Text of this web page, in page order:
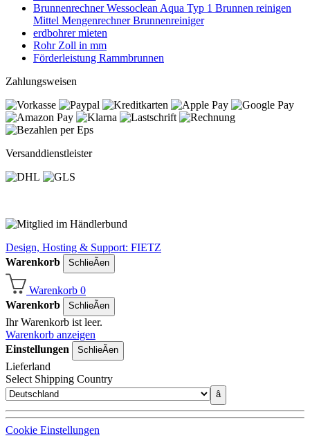
Brunnenrechner Wessoclean Aqua Typ 1 Brunnen reinigen
Mittel Mengenrechner Brunnenreiniger
erdbohrer mieten
Rohr Zoll in mm
Förderleistung Rammbrunnen
Zahlungsweisen
Versanddienstleister
Design, Hosting & Support: FIETZ
Warenkorb
SchlieÃen
Warenkorb 0
Warenkorb
SchlieÃen
Ihr Warenkorb ist leer.
Warenkorb anzeigen
Einstellungen
SchlieÃen
Lieferland
Select Shipping Country
â
Cookie Einstellungen